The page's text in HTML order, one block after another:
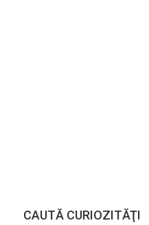
CAUTĂ CURIOZITĂŢI